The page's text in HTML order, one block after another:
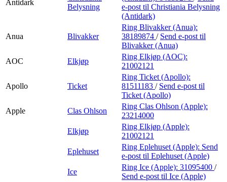
Antidark
Belysning
e-post til Christiania Belysning
(Antidark)
Anua Blivakker
Ring Blivakker (Anua):
38189874 / Send e-post til
Blivakker (Anua)
AOC
Elkjøp
Ring Elkjøp (AOC):
21002121
Apollo Ticket
Ring Ticket (Apollo):
81511183 / Send e-post til
Ticket (Apollo)
Apple
Clas Ohlson
Ring Clas Ohlson (Apple):
23214000
Elkjøp
Ring Elkjøp (Apple):
21002121
Eplehuset
Ring Eplehuset (Apple): Send
e-post til Eplehuset (Apple)
Ice
Ring Ice (Apple): 31095400 /
Send e-post til Ice (Apple)